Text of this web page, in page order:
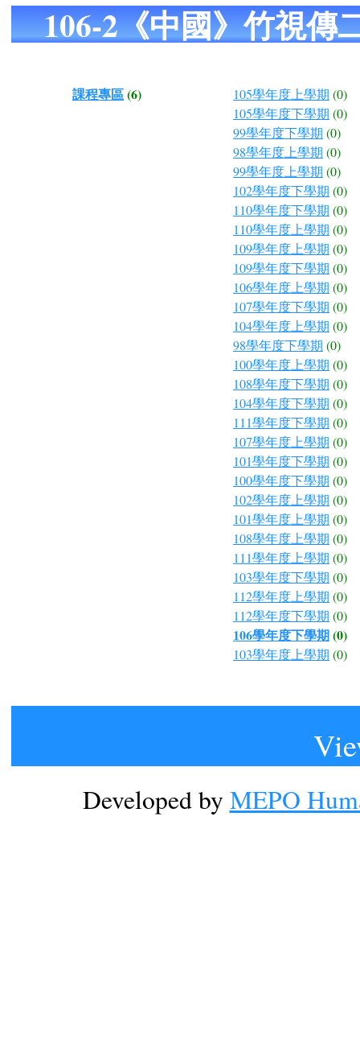
106-2《中國》竹視傳
課程專區(6) 105學年度上學期 (0)
105學年度下學期 (0)
99學年度下學期 (0)
98學年度上學期 (0)
99學年度上學期 (0)
102學年度下學期 (0)
110學年度下學期 (0)
110學年度上學期 (0)
109學年度上學期 (0)
109學年度下學期 (0)
106學年度上學期 (0)
107學年度下學期 (0)
104學年度上學期 (0)
98學年度下學期 (0)
100學年度上學期 (0)
108學年度下學期 (0)
104學年度下學期 (0)
111學年度下學期 (0)
107學年度上學期 (0)
101學年度下學期 (0)
100學年度下學期 (0)
102學年度上學期 (0)
101學年度上學期 (0)
108學年度上學期 (0)
111學年度上學期 (0)
103學年度下學期 (0)
112學年度上學期 (0)
112學年度下學期 (0)
106學年度下學期(0)
103學年度上學期 (0)
Developed by MEPO